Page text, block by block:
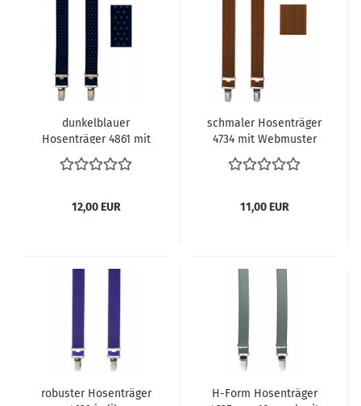
dunkelblauer
Hosenträger 4861 mit
Webmuster in H-Form
12,00 EUR
schmaler Hosenträger
4734 mit Webmuster
11,00 EUR
robuster Hosenträger
H-Form Hosenträger